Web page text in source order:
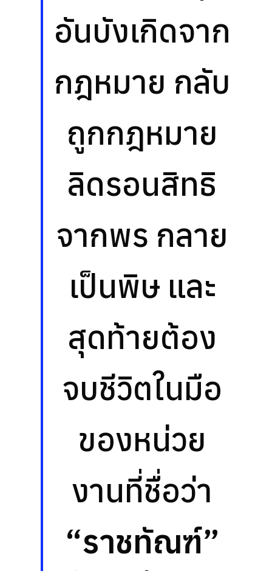
อันบังเกิดจาก
กฎหมาย กลับ
ถูกกฎหมาย
ลิดรอนสิทธิ
จากพร กลาย
เป็นพิษ และ
สุดท้ายต้อง
จบชีวิตในมือ
ของหน่วย
งานที่ชื่อว่า
“ราชทัณฑ์”